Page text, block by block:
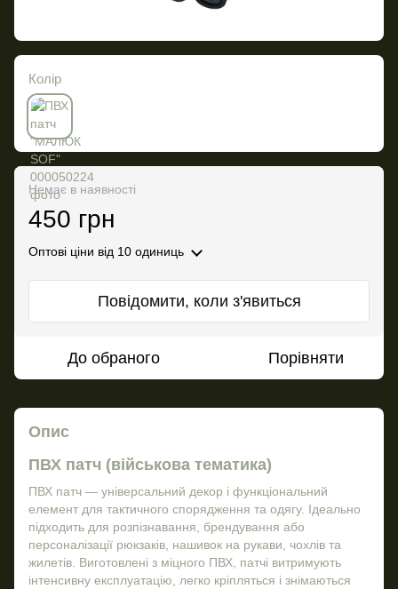
Колір
Немає в наявності
450 грн
Оптові ціни від 10 одиниць
Повідомити, коли з'явиться
До обраного Порівняти
Опис
ПВХ патч (військова тематика)
ПВХ патч — універсальний декор і функціональний
елемент для тактичного спорядження та одягу. Ідеально
підходить для розпізнавання, брендування або
персоналізації рюкзаків, нашивок на рукави, чохлів та
жилетів. Виготовлені з міцного ПВХ, патчі витримують
інтенсивну експлуатацію, легко кріпляться і знімаються